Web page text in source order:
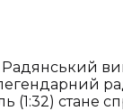
Радянський
(1:32) стане